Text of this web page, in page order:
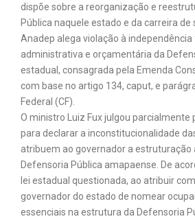
dispõe sobre a reorganização e
Pública naquele estado e da carreira de
Anadep alega violação à
administrativa e orçamentária da
estadual, consagrada pela Emenda
com base no artigo 134, caput, e
Federal (CF).
O ministro Luiz Fux julgou parcialmente
para declarar a inconstitucionalidade
atribuem ao governador a estruturação
Defensoria Pública amapaense. De
lei estadual questionada, ao atribuir
governador do estado de nomear
essenciais na estrutura da Defensoria